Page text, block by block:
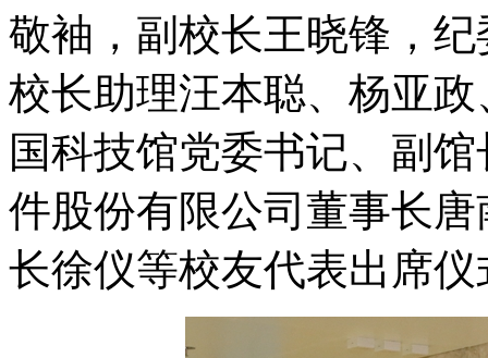
敬袖，副校长王晓锋，
校长助理汪本聪、杨亚
国科技馆党委书记、副
件股份有限公司董事长
长徐仪等校友代表出席仪